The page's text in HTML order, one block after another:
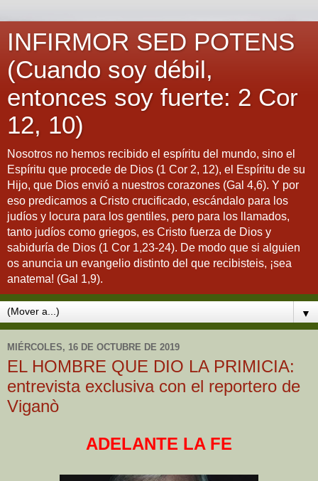
INFIRMOR SED POTENS
(Cuando soy débil,
entonces soy fuerte: 2 Cor
12, 10)
Nosotros no hemos recibido el espíritu del mundo, sino el
Espíritu que procede de Dios (1 Cor 2, 12), el Espíritu de su
Hijo, que Dios envió a nuestros corazones (Gal 4,6). Y por
eso predicamos a Cristo crucificado, escándalo para los
judíos y locura para los gentiles, pero para los llamados,
tanto judíos como griegos, es Cristo fuerza de Dios y
sabiduría de Dios (1 Cor 1,23-24). De modo que si alguien
os anuncia un evangelio distinto del que recibisteis, ¡sea
anatema! (Gal 1,9).
▼
MIÉRCOLES, 16 DE OCTUBRE DE 2019
EL HOMBRE QUE DIO LA PRIMICIA:
entrevista exclusiva con el reportero de
Viganò
ADELANTE LA FE